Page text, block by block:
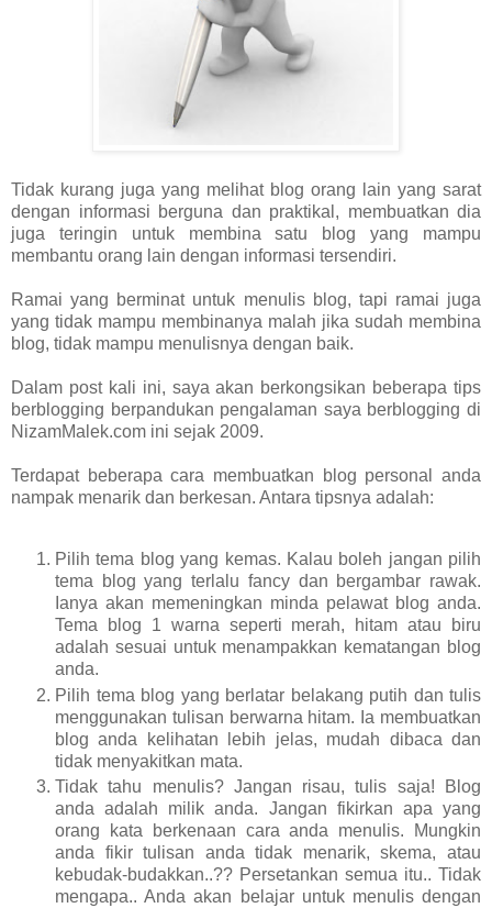
Tidak kurang juga yang melihat blog orang lain yang sarat
dengan informasi berguna dan praktikal, membuatkan dia
juga teringin untuk membina satu blog yang mampu
membantu orang lain dengan informasi tersendiri.
Ramai yang berminat untuk menulis blog, tapi ramai juga
yang tidak mampu membinanya malah jika sudah membina
blog, tidak mampu menulisnya dengan baik.
Dalam post kali ini, saya akan berkongsikan beberapa tips
berblogging berpandukan pengalaman saya berblogging di
NizamMalek.com ini sejak 2009.
Terdapat beberapa cara membuatkan blog personal anda
nampak menarik dan berkesan. Antara tipsnya adalah:
Pilih tema blog yang kemas. Kalau boleh jangan pilih
tema blog yang terlalu fancy dan bergambar rawak.
Ianya akan memeningkan minda pelawat blog anda.
Tema blog 1 warna seperti merah, hitam atau biru
adalah sesuai untuk menampakkan kematangan blog
anda.
Pilih tema blog yang berlatar belakang putih dan tulis
menggunakan tulisan berwarna hitam. Ia membuatkan
blog anda kelihatan lebih jelas, mudah dibaca dan
tidak menyakitkan mata.
Tidak tahu menulis? Jangan risau, tulis saja! Blog
anda adalah milik anda. Jangan fikirkan apa yang
orang kata berkenaan cara anda menulis. Mungkin
anda fikir tulisan anda tidak menarik, skema, atau
kebudak-budakkan..?? Persetankan semua itu.. Tidak
mengapa.. Anda akan belajar untuk menulis dengan